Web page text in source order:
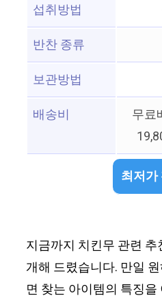
섭취방법
반찬 종류
보관방법
배송비
무료
최저가
지금까지 치킨무 관련
개해 드렸습니다. 만일
면 찾는 아이템의 특징